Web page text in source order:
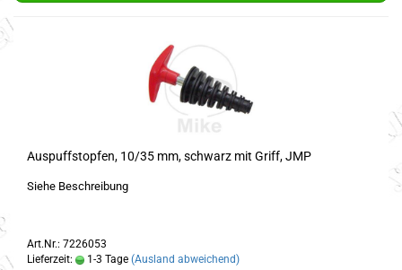
Auspuffstopfen, 10/35 mm, schwarz mit Griff, JMP
Siehe Beschreibung
Art.Nr.: 7226053
Lieferzeit:
1-3 Tage (Ausland abweichend)